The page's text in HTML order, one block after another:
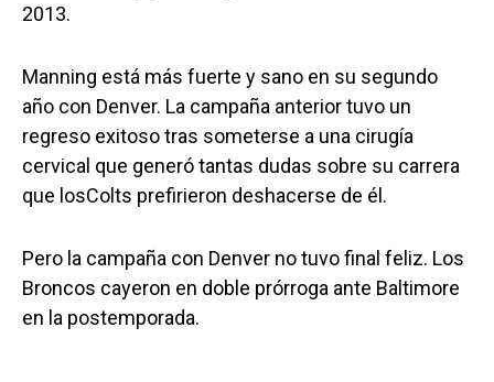
2013.
Manning está más fuerte y sano en su segundo
año con Denver. La campaña anterior tuvo un
regreso exitoso tras someterse a una cirugía
cervical que generó tantas dudas sobre su carrera
que losColts prefirieron deshacerse de él.
Pero la campaña con Denver no tuvo final feliz. Los
Broncos cayeron en doble prórroga ante Baltimore
en la postemporada.